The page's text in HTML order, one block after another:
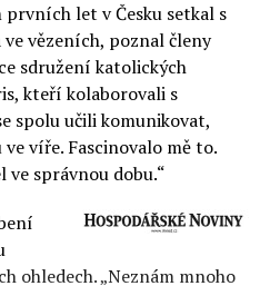
prvních let v Česku setkal s
vězeních, poznal členy
sdružení katolických
kteří kolaborovali s
spolu učili komunikovat,
víře. Fascinovalo mě to.
ve správnou dobu.“
ohledech. „Neznám mnoho